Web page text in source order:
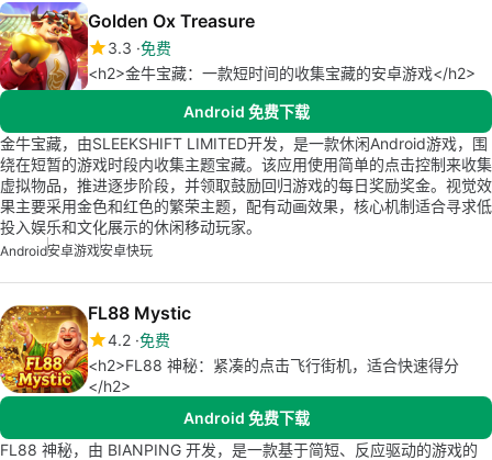
Golden Ox Treasure
3.3 免费
<h2>金牛宝藏：一款短时间的收集宝藏的安卓游戏</h2>
Android 免费下载
金牛宝藏，由SLEEKSHIFT LIMITED开发，是一款休闲Android游戏，围
绕在短暂的游戏时段内收集主题宝藏。该应用使用简单的点击控制来收集
虚拟物品，推进逐步阶段，并领取鼓励回归游戏的每日奖励奖金。视觉效
果主要采用金色和红色的繁荣主题，配有动画效果，核心机制适合寻求低
投入娱乐和文化展示的休闲移动玩家。
Android安卓游戏安卓快玩
FL88 Mystic
4.2 免费
<h2>FL88 神秘：紧凑的点击飞行街机，适合快速得分
</h2>
Android 免费下载
FL88 神秘，由 BIANPING 开发，是一款基于简短、反应驱动的游戏的